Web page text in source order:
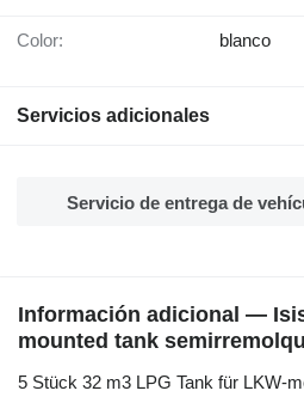
Color: blanco
Servicios adicionales
Servicio de entrega de
Información adicional —
mounted tank
5 Stück 32 m3 LPG Tank für LKW-